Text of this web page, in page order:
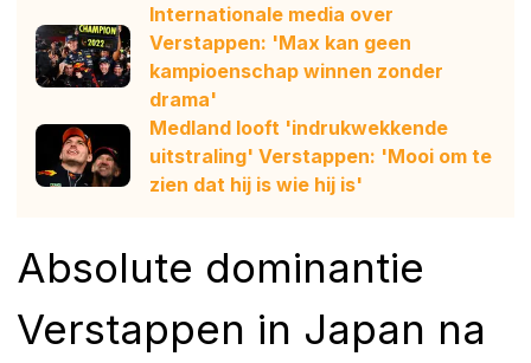
Internationale media over
Verstappen: 'Max kan geen
kampioenschap winnen zonder
drama'
Medland looft 'indrukwekkende
uitstraling' Verstappen: 'Mooi om te
zien dat hij is wie hij is'
Absolute dominantie
Verstappen in Japan na